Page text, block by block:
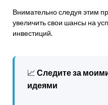
Внимательно следуя этим
увеличить свои шансы на
инвестиций.
📈 Следите за
идеями